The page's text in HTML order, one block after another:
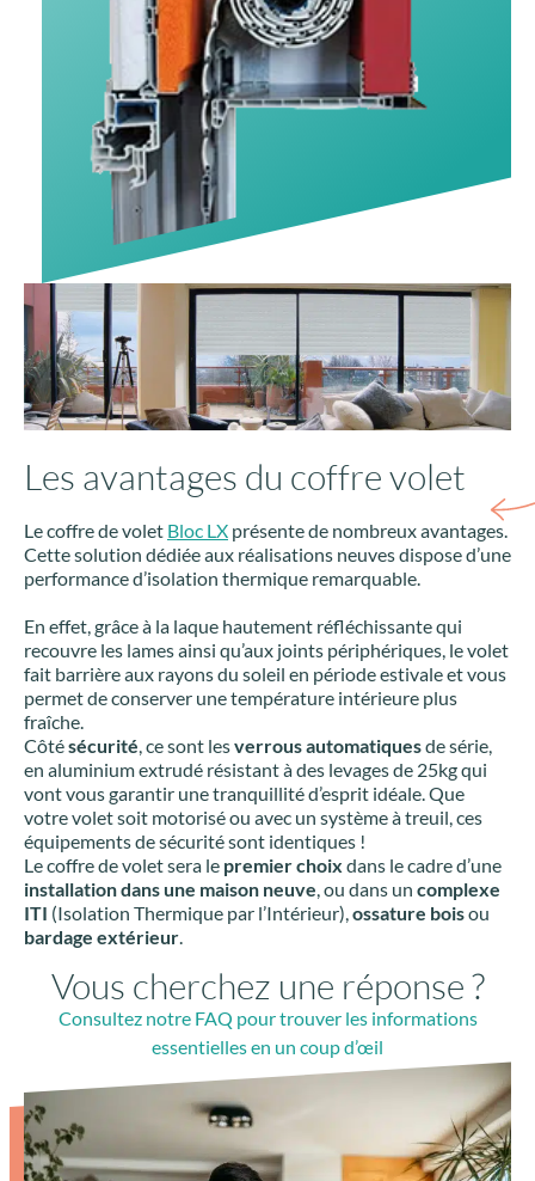
Les avantages du coffre volet
Le coffre de volet Bloc LX présente de nombreux avantages.
Cette solution dédiée aux réalisations neuves dispose d’une
performance d’isolation thermique remarquable.
En effet, grâce à la laque hautement réfléchissante qui
recouvre les lames ainsi qu’aux joints périphériques, le volet
fait barrière aux rayons du soleil en période estivale et vous
permet de conserver une température intérieure plus
fraîche.
Côtésécurité, ce sont lesverrous automatiquesde série,
en aluminium extrudé résistant à des levages de 25kg qui
vont vous garantir une tranquillité d’esprit idéale. Que
votre volet soit motorisé ou avec un système à treuil, ces
équipements de sécurité sont identiques !
Le coffre de volet sera le premier choix dans le cadre d’une
installation dans une maison neuve, ou dans un complexe
ITI (Isolation Thermique par l’Intérieur),ossature boisou
bardage extérieur.
Vous cherchez une réponse ?
Consultez notre FAQ pour trouver les informations
essentielles en un coup d’œil